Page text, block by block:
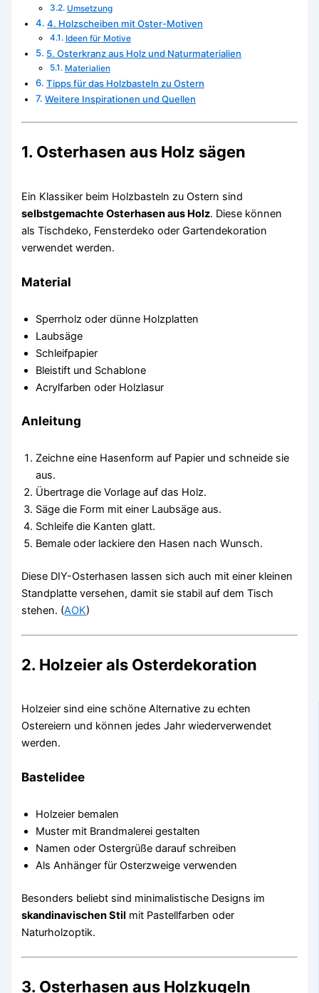
Umsetzung
4. Holzscheiben mit Oster-Motiven
Ideen für Motive
5. Osterkranz aus Holz und Naturmaterialien
Materialien
Tipps für das Holzbasteln zu Ostern
Weitere Inspirationen und Quellen
1. Osterhasen aus Holz sägen
Ein Klassiker beim Holzbasteln zu Ostern sind
selbstgemachte Osterhasen aus Holz. Diese können
als Tischdeko, Fensterdeko oder Gartendekoration
verwendet werden.
Material
Sperrholz oder dünne Holzplatten
Laubsäge
Schleifpapier
Bleistift und Schablone
Acrylfarben oder Holzlasur
Anleitung
Zeichne eine Hasenform auf Papier und schneide sie
aus.
Übertrage die Vorlage auf das Holz.
Säge die Form mit einer Laubsäge aus.
Schleife die Kanten glatt.
Bemale oder lackiere den Hasen nach Wunsch.
Diese DIY-Osterhasen lassen sich auch mit einer kleinen
Standplatte versehen, damit sie stabil auf dem Tisch
stehen. (AOK)
2. Holzeier als Osterdekoration
Holzeier sind eine schöne Alternative zu echten
Ostereiern und können jedes Jahr wiederverwendet
werden.
Bastelidee
Holzeier bemalen
Muster mit Brandmalerei gestalten
Namen oder Ostergrüße darauf schreiben
Als Anhänger für Osterzweige verwenden
Besonders beliebt sind minimalistische Designs im
skandinavischen Stil mit Pastellfarben oder
Naturholzoptik.
3. Osterhasen aus Holzkugeln